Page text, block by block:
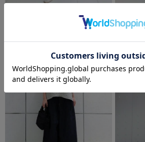
Plantation